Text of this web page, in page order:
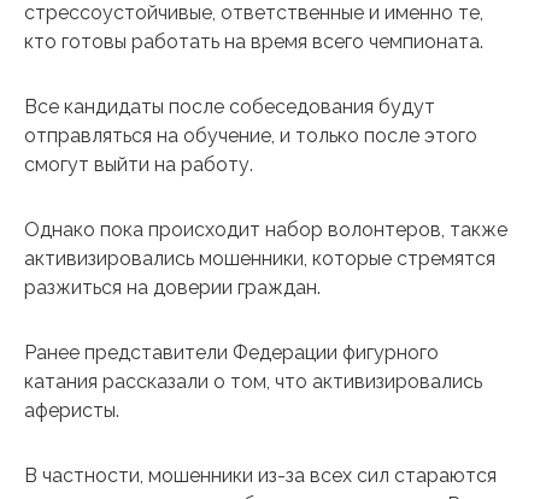
стрессоустойчивые, ответственные и именно те,
кто готовы работать на время всего чемпионата.
Все кандидаты после собеседования будут
отправляться на обучение, и только после этого
смогут выйти на работу.
Однако пока происходит набор волонтеров, также
активизировались мошенники, которые стремятся
разжиться на доверии граждан.
Ранее представители Федерации фигурного
катания рассказали о том, что активизировались
аферисты.
В частности, мошенники из-за всех сил стараются